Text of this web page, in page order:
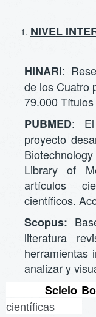
NIVEL
HINARI:
de los Cuatro
79.000
PUBMED: El
proyecto
Library of
artículos
científicos.
Scopus:
literatura
herramientas
analizar y
Scielo
científicas